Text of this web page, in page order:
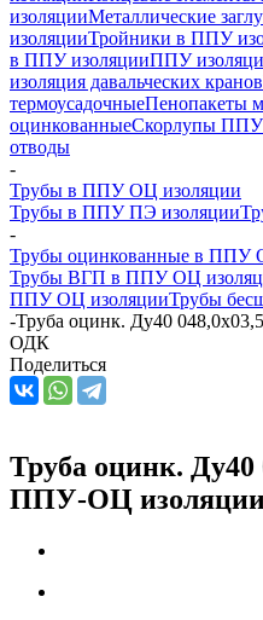
изоляцииМеталлические
изоляцииТройники в ППУ
в ППУ изоляцииППУ
изоляция давальческих кранов
термоусадочныеПенопакеты
оцинкованныеСкорлупы
отводы
-
Трубы в ППУ ОЦ изоляции
Трубы в ППУ ПЭ изоляции
-
Трубы оцинкованные в ППУ
Трубы ВГП в ППУ ОЦ
ППУ ОЦ изоляцииТрубы
-Труба оцинк. Ду40
ОДК
Поделиться
Труба оцинк. Ду40
ППУ-ОЦ